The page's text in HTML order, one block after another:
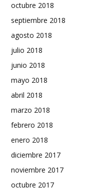
octubre 2018
septiembre 2018
agosto 2018
julio 2018
junio 2018
mayo 2018
abril 2018
marzo 2018
febrero 2018
enero 2018
diciembre 2017
noviembre 2017
octubre 2017